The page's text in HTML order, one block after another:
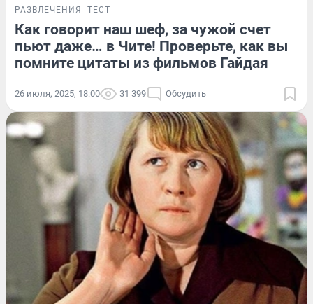
РАЗВЛЕЧЕНИЯ ТЕСТ
Как говорит наш шеф, за чужой счет
пьют даже… в Чите! Проверьте, как вы
помните цитаты из фильмов Гайдая
26 июля, 2025, 18:00 31 399 Обсудить